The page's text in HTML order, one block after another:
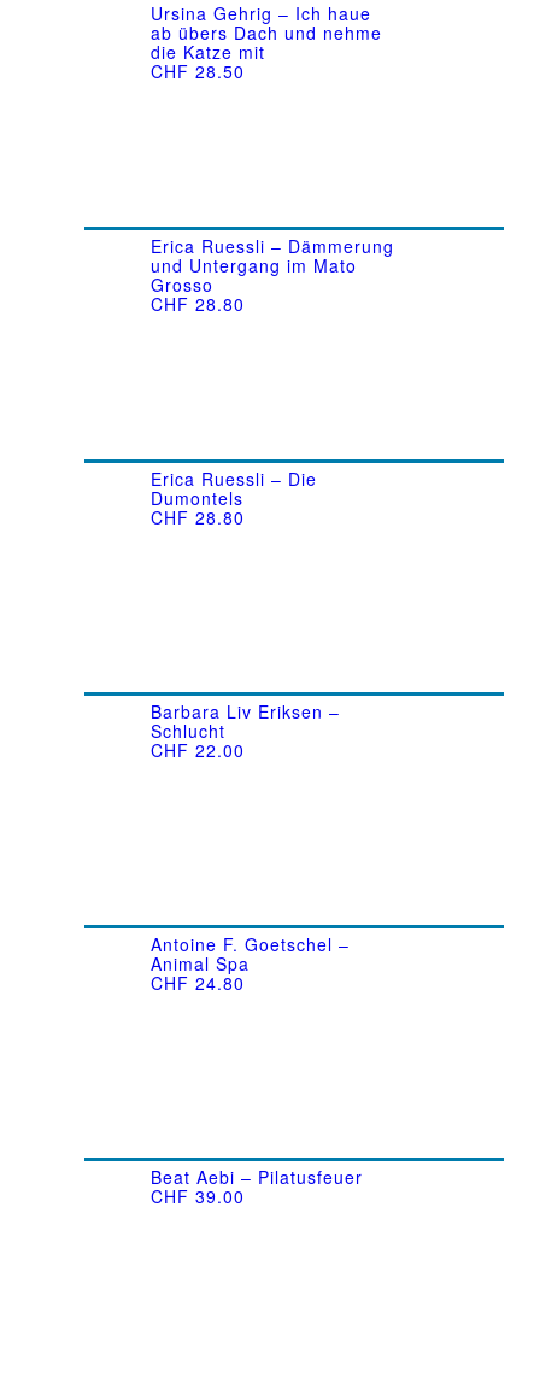
Ursina Gehrig – Ich haue
ab übers Dach und nehme
die Katze mit
CHF 28.50
Erica Ruessli – Dämmerung
und Untergang im Mato
Grosso
CHF 28.80
Erica Ruessli – Die
Dumontels
CHF 28.80
Barbara Liv Eriksen –
Schlucht
CHF 22.00
Antoine F. Goetschel –
Animal Spa
CHF 24.80
Beat Aebi – Pilatusfeuer
CHF 39.00